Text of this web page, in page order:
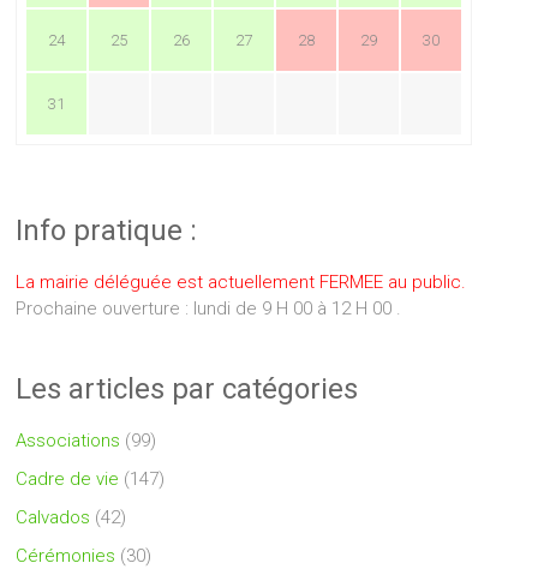
24 25 26 27 28 29 30
31
Info pratique :
La mairie déléguée est actuellement FERMEE au public.
Prochaine ouverture : lundi de 9 H 00 à 12 H 00 .
Les articles par catégories
Associations (99)
Cadre de vie (147)
Calvados (42)
Cérémonies (30)